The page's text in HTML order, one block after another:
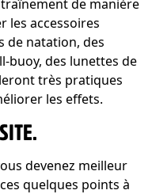
de manière
les accessoires
de natation, des
buoy, des lunettes de
très pratiques
les effets.
devenez meilleur
quelques points à